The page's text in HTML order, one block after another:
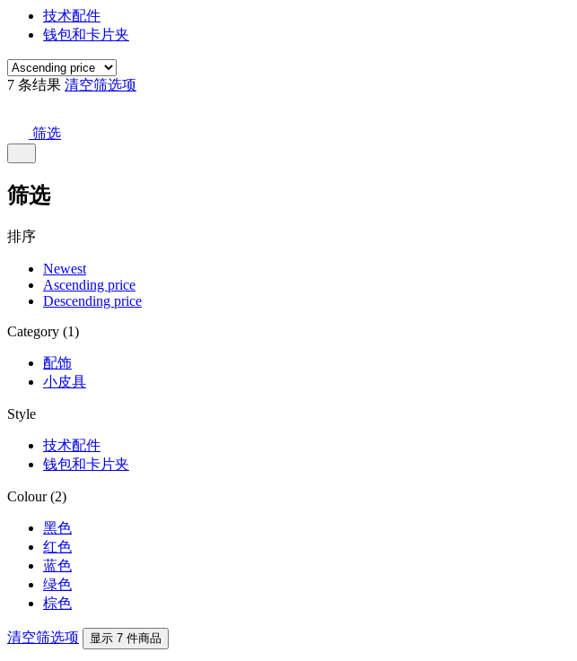
技术配件
钱包和卡片夹
7 条结果 清空筛选项
筛选
筛选
排序
Newest
Ascending price
Descending price
Category (1)
配饰
小皮具
Style
技术配件
钱包和卡片夹
Colour (2)
黑色
红色
蓝色
绿色
棕色
清空筛选项 显示 7 件商品